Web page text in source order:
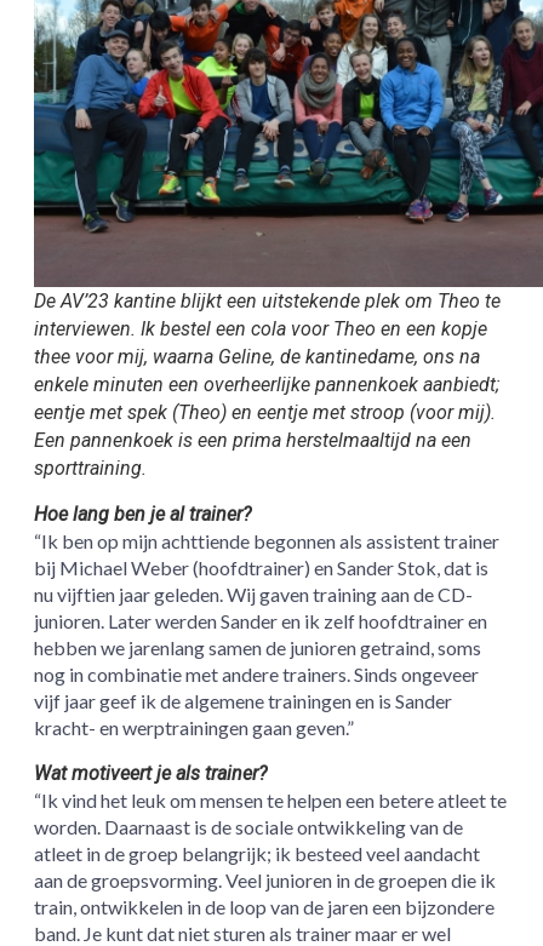
De AV’23 kantine blijkt een uitstekende plek om Theo te
interviewen. Ik bestel een cola voor Theo en een kopje
thee voor mij, waarna Geline, de kantinedame, ons na
enkele minuten een overheerlijke pannenkoek aanbiedt;
eentje met spek (Theo) en eentje met stroop (voor mij).
Een pannenkoek is een prima herstelmaaltijd na een
sporttraining.
Hoe lang ben je al trainer?
“Ik ben op mijn achttiende begonnen als assistent trainer
bij Michael Weber (hoofdtrainer) en Sander Stok, dat is
nu vijftien jaar geleden. Wij gaven training aan de CD-
junioren. Later werden Sander en ik zelf hoofdtrainer en
hebben we jarenlang samen de junioren getraind, soms
nog in combinatie met andere trainers. Sinds ongeveer
vijf jaar geef ik de algemene trainingen en is Sander
kracht- en werptrainingen gaan geven.”
Wat motiveert je als trainer?
“Ik vind het leuk om mensen te helpen een betere atleet te
worden. Daarnaast is de sociale ontwikkeling van de
atleet in de groep belangrijk; ik besteed veel aandacht
aan de groepsvorming. Veel junioren in de groepen die ik
train, ontwikkelen in de loop van de jaren een bijzondere
band. Je kunt dat niet sturen als trainer maar er wel